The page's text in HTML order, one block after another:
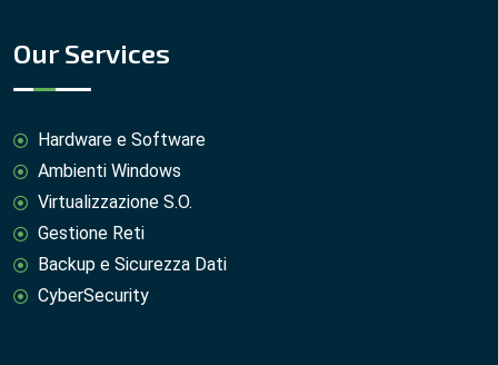
Our Services
Hardware e Software
Ambienti Windows
Virtualizzazione S.O.
Gestione Reti
Backup e Sicurezza Dati
CyberSecurity